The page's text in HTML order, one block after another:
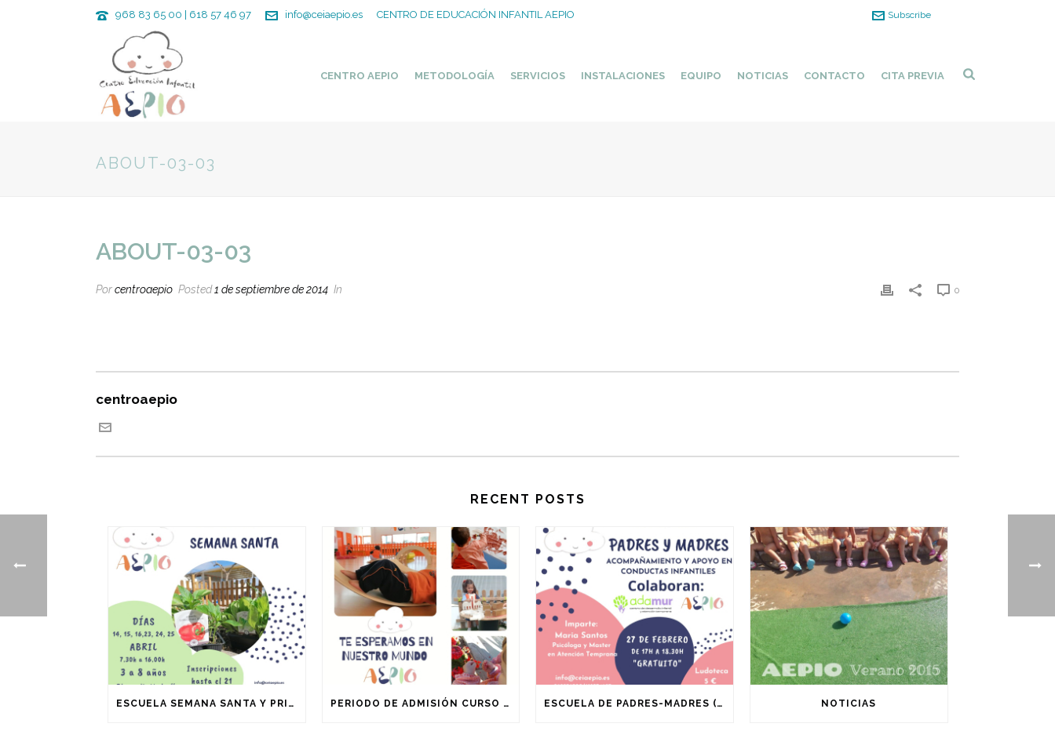
968 83 65 00 | 618 57 46 97 info@ceiaepio.es CENTRO DE EDUCACIÓN INFANTIL AEPIO Subscribe
CENTRO AEPIO METODOLOGÍA SERVICIOS INSTALACIONES EQUIPO NOTICIAS CONTACTO CITA PREVIA
ABOUT-03-03
ABOUT-03-03
Porcentroaepio Posted1 de septiembre de 2014 In 0
centroaepio
RECENT POSTS
ESCUELA SEMANA SANTA Y PRIMAVERA (3-8 AÑOS) PERIODO DE ADMISIÓN CURSO 2025/2026 ESCUELA DE PADRES-MADRES (ADAMUR-CEI AEPIO) NOTICIAS